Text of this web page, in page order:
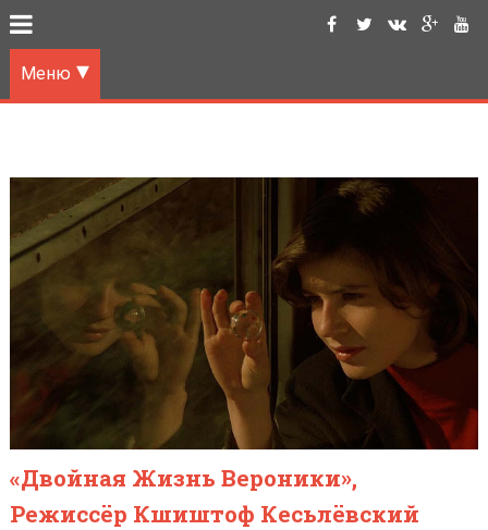
Меню
«Двойная Жизнь Вероники»,
Режиссёр Кшиштоф Кесьлёвский